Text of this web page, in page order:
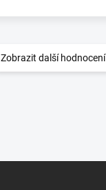
Zobrazit další hodnocení